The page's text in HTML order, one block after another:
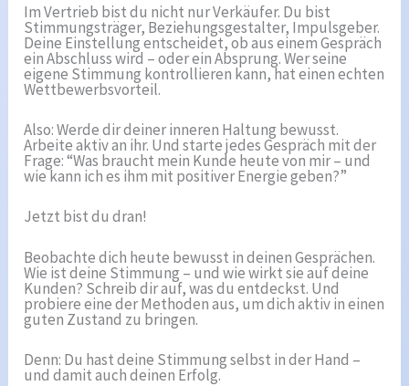
Im Vertrieb bist du nicht nur Verkäufer. Du bist
Stimmungsträger, Beziehungsgestalter, Impulsgeber.
Deine Einstellung entscheidet, ob aus einem Gespräch
ein Abschluss wird – oder ein Absprung. Wer seine
eigene Stimmung kontrollieren kann, hat einen echten
Wettbewerbsvorteil.
Also: Werde dir deiner inneren Haltung bewusst.
Arbeite aktiv an ihr. Und starte jedes Gespräch mit der
Frage: “Was braucht mein Kunde heute von mir – und
wie kann ich es ihm mit positiver Energie geben?”
Jetzt bist du dran!
Beobachte dich heute bewusst in deinen Gesprächen.
Wie ist deine Stimmung – und wie wirkt sie auf deine
Kunden? Schreib dir auf, was du entdeckst. Und
probiere eine der Methoden aus, um dich aktiv in einen
guten Zustand zu bringen.
Denn: Du hast deine Stimmung selbst in der Hand –
und damit auch deinen Erfolg.